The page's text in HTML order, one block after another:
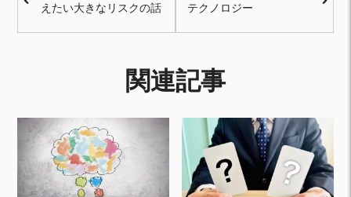
えたい大きなリスクの話
テクノロジー
関連記事